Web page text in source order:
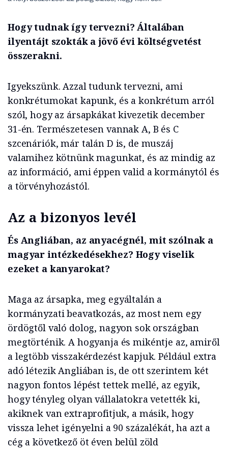
Hogy tudnak így tervezni? Általában
ilyentájt szokták a jövő évi költségvetést
összerakni.
Igyekszünk. Azzal tudunk tervezni, ami
konkrétumokat kapunk, és a konkrétum arról
szól, hogy az ársapkákat kivezetik december
31-én. Természetesen vannak A, B és C
szcenáriók, már talán D is, de muszáj
valamihez kötnünk magunkat, és az mindig az
az információ, ami éppen valid a kormánytól és
a törvényhozástól.
Az a bizonyos levél
És Angliában, az anyacégnél, mit szólnak a
magyar intézkedésekhez? Hogy viselik
ezeket a kanyarokat?
Maga az ársapka, meg egyáltalán a
kormányzati beavatkozás, az most nem egy
ördögtől való dolog, nagyon sok országban
megtörténik. A hogyanja és mikéntje az, amiről
a legtöbb visszakérdezést kapjuk. Például extra
adó létezik Angliában is, de ott szerintem két
nagyon fontos lépést tettek mellé, az egyik,
hogy tényleg olyan vállalatokra vetették ki,
akiknek van extraprofitjuk, a másik, hogy
vissza lehet igényelni a 90 százalékát, ha azt a
cég a következő öt éven belül zöld